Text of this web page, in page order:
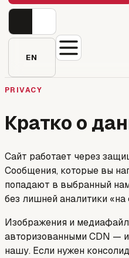
EN
PRIVACY
Кратко о
Сайт работает через
Сообщения, которые вы
попадают в выбранный
без лишней аналитики «на
Изображения и
авторизованными CDN —
нашу. Если нужен